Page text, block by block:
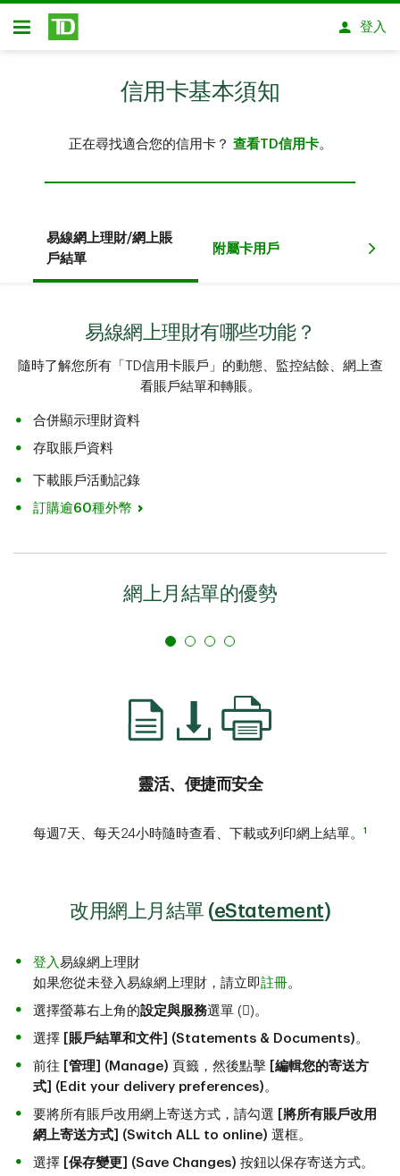
略過進入主要內容
開放式房屋貸款
登入
信用卡基本須知
正在尋找適合您的信用卡？ 查看TD信用卡。
易線網上理財/網上賬
戶結單
附屬卡用戶
易線網上理財有哪些功能？
隨時了解您所有「TD信用卡賬戶」的動態、監控結餘、網上查
看賬戶結單和轉賬。
合併顯示理財資料
存取賬戶資料
下載賬戶活動記錄
訂購逾60種外幣
網上月結單的優勢
靈活、便捷而安全
每週7天、每天24小時隨時查看、下載或列印網上結單。 1
改用網上月結單 (eStatement)
登入易線網上理財
如果您從未登入易線網上理財，請立即註冊。
選擇螢幕右上角的設定與服務選單 ()。
選擇 [賬戶結單和文件] (Statements & Documents)。
前往 [管理] (Manage) 頁籤，然後點擊 [編輯您的寄送方
式] (Edit your delivery preferences)。
要將所有賬戶改用網上寄送方式，請勾選 [將所有賬戶改用
網上寄送方式] (Switch ALL to online) 選框。
選擇 [保存變更] (Save Changes) 按鈕以保存寄送方式。